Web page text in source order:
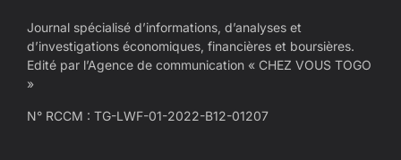
Journal spécialisé d’informations, d’analyses et
d’investigations économiques, financières et boursières.
Edité par l’Agence de communication « CHEZ VOUS TOGO
»
N° RCCM : TG-LWF-01-2022-B12-01207